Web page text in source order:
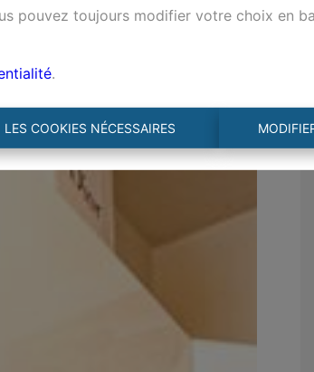
pouvez toujours modifier votre choix en
.
LES COOKIES NÉCESSAIRES
état